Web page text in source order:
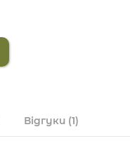
Відгуки (1)